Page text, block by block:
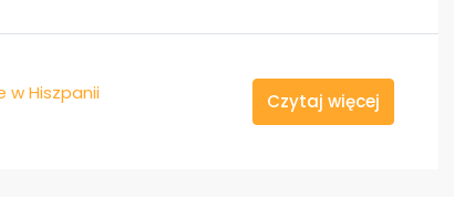
w Hiszpanii Czytaj więcej